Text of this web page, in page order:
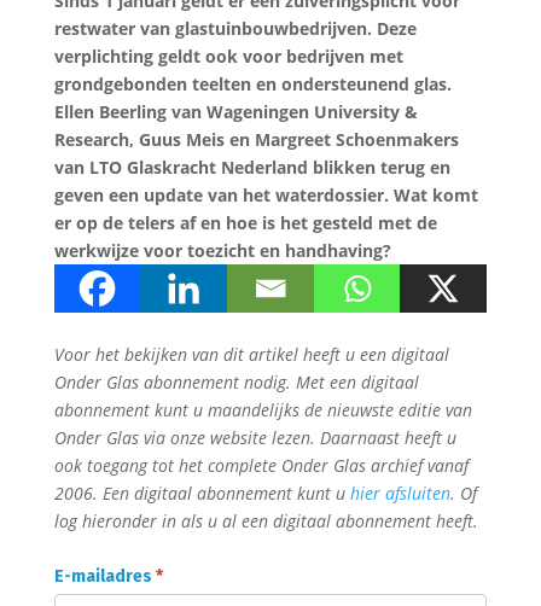
restwater van glastuinbouwbedrijven. Deze
verplichting geldt ook voor bedrijven met
grondgebonden teelten en ondersteunend glas.
Ellen Beerling van Wageningen University &
Research, Guus Meis en Margreet Schoenmakers
van LTO Glaskracht Nederland blikken terug en
geven een update van het waterdossier. Wat komt
er op de telers af en hoe is het gesteld met de
werkwijze voor toezicht en handhaving?
Voor het bekijken van dit artikel heeft u een digitaal
Onder Glas abonnement nodig. Met een digitaal
abonnement kunt u maandelijks de nieuwste editie van
Onder Glas via onze website lezen. Daarnaast heeft u
ook toegang tot het complete Onder Glas archief vanaf
2006. Een digitaal abonnement kunt u hier afsluiten. Of
log hieronder in als u al een digitaal abonnement heeft.
Onder
E-mailadres *